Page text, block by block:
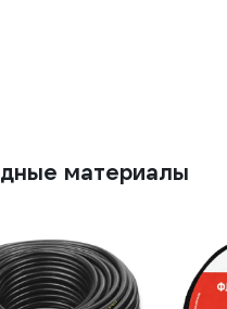
материалы